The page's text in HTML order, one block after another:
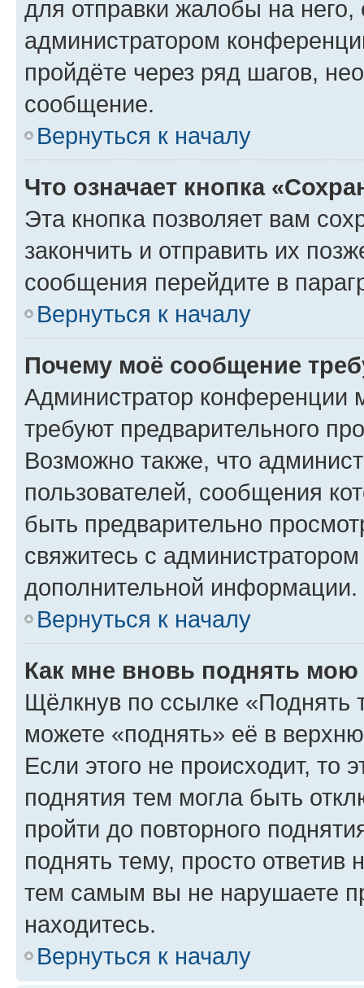
для отправки жалобы на
администратором
пройдёте через ряд шагов,
сообщение.
Вернуться к началу
Что означает кнопка
Эта кнопка позволяет вам
закончить и отправить их
сообщения перейдите в
Вернуться к началу
Почему моё сообщение
Администратор конференции
требуют предварительного
Возможно также, что
пользователей, сообщения
быть предварительно
свяжитесь с
дополнительной информации.
Вернуться к началу
Как мне вновь поднять мою
Щёлкнув по ссылке «Поднять
можете «поднять» её в
Если этого не происходит, то
поднятия тем могла быть
пройти до повторного
поднять тему, просто ответив
тем самым вы не нарушаете
находитесь.
Вернуться к началу